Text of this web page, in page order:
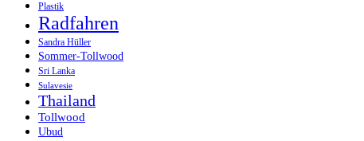
Plastik
Radfahren
Sandra Hüller
Sommer-Tollwood
Sri Lanka
Sulavesie
Thailand
Tollwood
Ubud